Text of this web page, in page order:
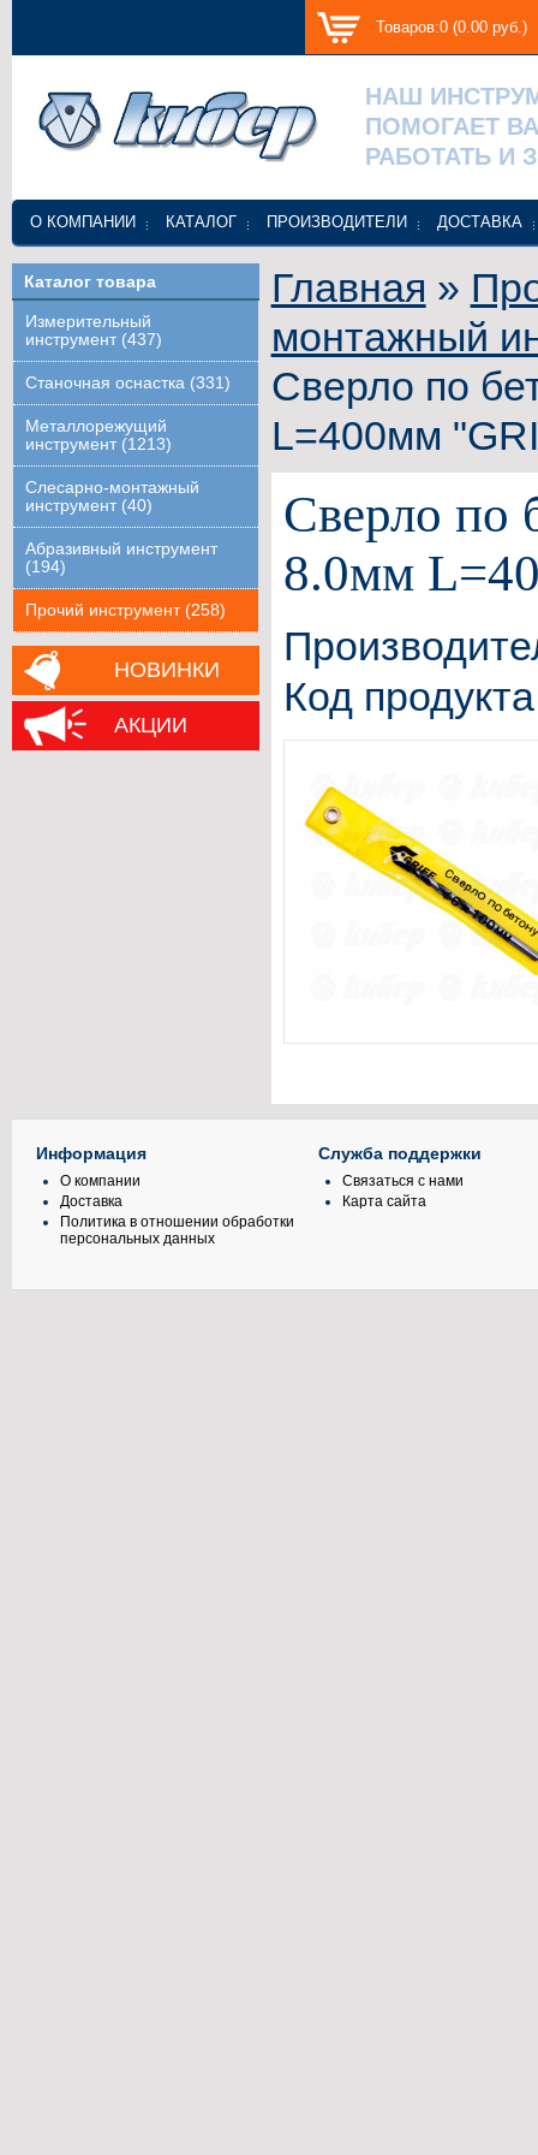
Товаров:0 (0.00 руб.)
НАШ
ПОМОГАЕТ
РАБОТАТЬ И
О КОМПАНИИ КАТАЛОГ ПРОИЗВОДИТЕЛИ ДОСТАВКА
Каталог товара
Измерительный
инструмент (437)
Станочная оснастка (331)
Металлорежущий
инструмент (1213)
Слесарно-монтажный
инструмент (40)
Абразивный инструмент
(194)
Прочий инструмент (258)
НОВИНКИ
АКЦИИ
Главная »
монтажный
Сверло по
L=400мм
Сверло по
8.0мм
Код
Информация
О компании
Доставка
Политика в отношении обработки
персональных данных
Служба поддержки
Связаться с нами
Карта сайта